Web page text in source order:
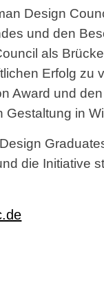
Design
und den
als
Erfolg zu
Award und
Gestaltung in
die Initiative